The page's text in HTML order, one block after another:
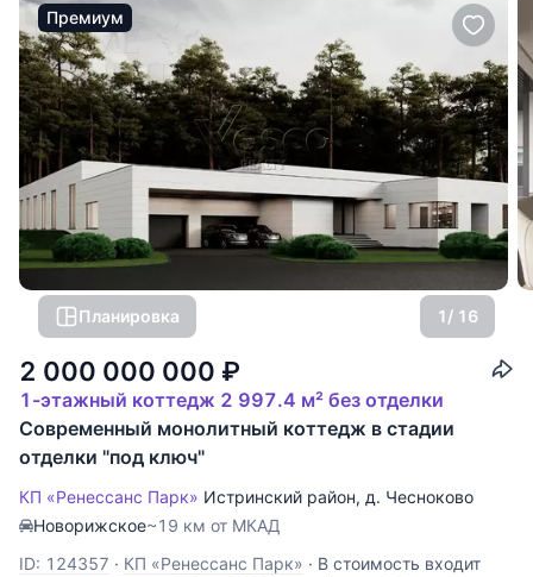
Премиум
Планировка 1/ 16
2 000 000 000 ₽
1-этажный коттедж 2 997.4 м² без отделки
Современный монолитный коттедж в стадии
отделки "под ключ"
КП «Ренессанс Парк» Истринский район, д. Чесноково
Новорижское~19 км от МКАД
ID: 124357 · КП «Ренессанс Парк» · В стоимость входит